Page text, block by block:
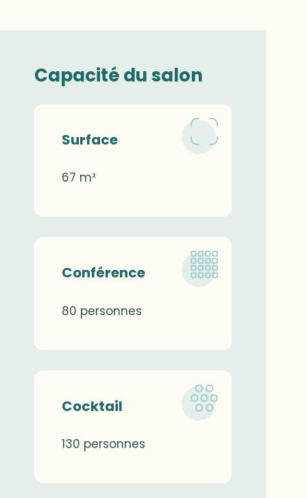
Capacité du salon
Surface
67 m²
Conférence
80 personnes
Cocktail
130 personnes